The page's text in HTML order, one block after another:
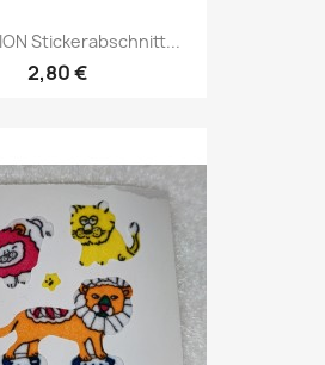
Stickerabschnitt...
2,80 €